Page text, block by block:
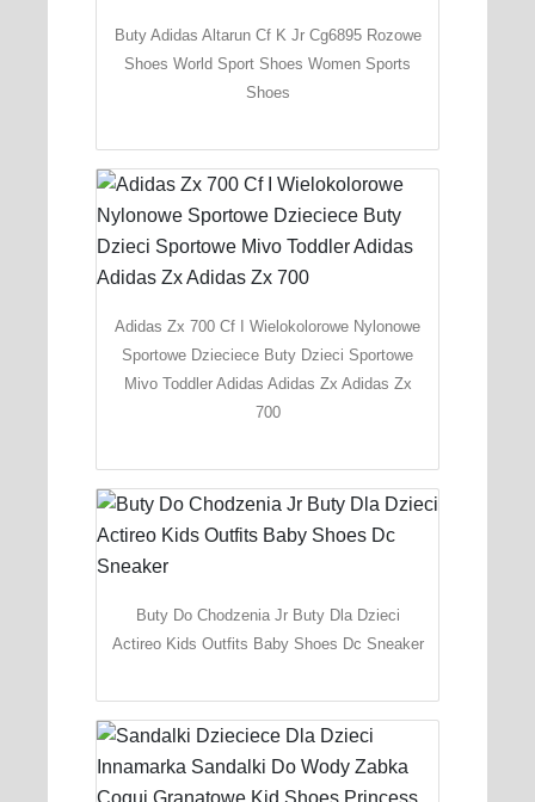
Buty Adidas Altarun Cf K Jr Cg6895 Rozowe
Shoes World Sport Shoes Women Sports
Shoes
Adidas Zx 700 Cf I Wielokolorowe Nylonowe
Sportowe Dzieciece Buty Dzieci Sportowe
Mivo Toddler Adidas Adidas Zx Adidas Zx
700
Buty Do Chodzenia Jr Buty Dla Dzieci
Actireo Kids Outfits Baby Shoes Dc Sneaker